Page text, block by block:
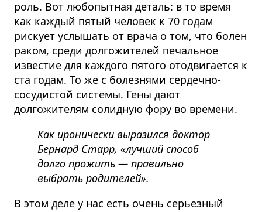
роль. Вот любопытная деталь: в то время
как каждый пятый человек к 70 годам
рискует услышать от врача о том, что болен
раком, среди долгожителей печальное
известие для каждого пятого отодвигается к
ста годам. То же с болезнями сердечно-
сосудистой системы. Гены дают
долгожителям солидную фору во времени.
Как иронически выразился доктор
Бернард Старр, «лучший способ
долго прожить — правильно
выбрать родителей».
В этом деле у нас есть очень серьезный